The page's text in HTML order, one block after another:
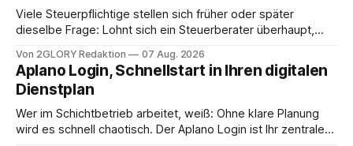
Viele Steuerpflichtige stellen sich früher oder später
dieselbe Frage: Lohnt sich ein Steuerberater überhaupt,
erledigen? Die kurze Antwort: Bei einfachen
Einkommensverhältnissen reicht häufig eine Steuersoftware
aus – sobald jedoch mehrere Einkunftsarten
zusammentreffen oder größere finanzielle Veränderungen
anstehen, zahlt sich professionelle Unterstützung meist
Von 2GLORY Redaktion 07 Aug. 2026
Aplano Login, Schnellstart in Ihren digitalen
Dienstplan
Wer im Schichtbetrieb arbeitet, weiß: Ohne klare Planung
wird es schnell chaotisch. Der Aplano Login ist Ihr zentraler